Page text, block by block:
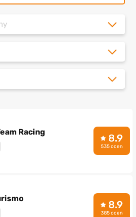
Racing 8.9
535 ocen
8.9
385 ocen